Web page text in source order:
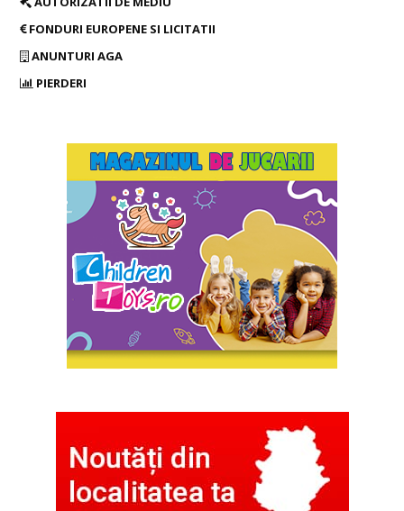
FONDURI EUROPENE SI LICITATII
ANUNTURI AGA
PIERDERI